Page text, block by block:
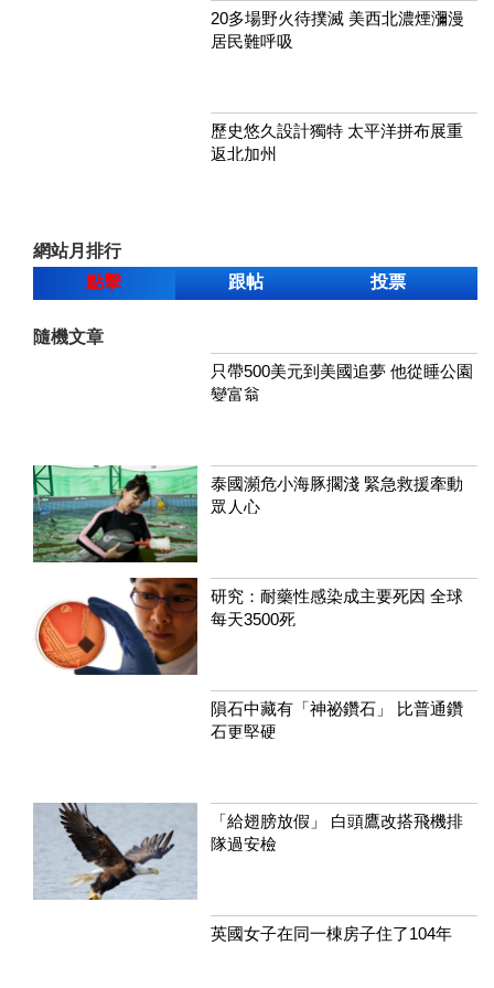
20多場野火待撲滅 美西北濃煙瀰漫
居民難呼吸
歷史悠久設計獨特 太平洋拼布展重
返北加州
網站月排行
點擊
跟帖 投票
隨機文章
只帶500美元到美國追夢 他從睡公園
變富翁
泰國瀕危小海豚擱淺 緊急救援牽動
眾人心
研究：耐藥性感染成主要死因 全球
每天3500死
隕石中藏有「神祕鑽石」 比普通鑽
石更堅硬
「給翅膀放假」 白頭鷹改搭飛機排
隊過安檢
英國女子在同一棟房子住了104年